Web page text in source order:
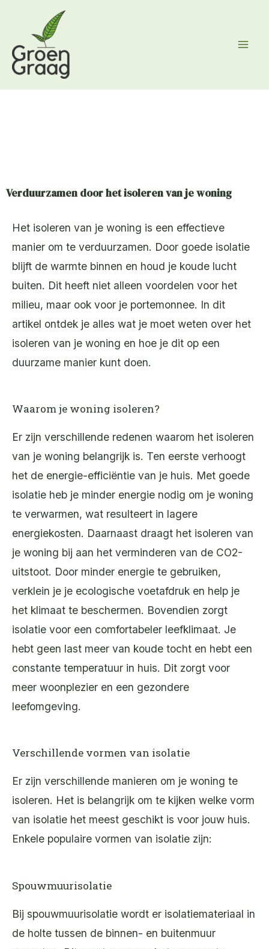
inhoud
Verduurzamen door het isoleren van je woning
Het isoleren van je woning is een effectieve
manier om te verduurzamen. Door goede isolatie
blijft de warmte binnen en houd je koude lucht
buiten. Dit heeft niet alleen voordelen voor het
milieu, maar ook voor je portemonnee. In dit
artikel ontdek je alles wat je moet weten over het
isoleren van je woning en hoe je dit op een
duurzame manier kunt doen.
Waarom je woning isoleren?
Er zijn verschillende redenen waarom het isoleren
van je woning belangrijk is. Ten eerste verhoogt
het de energie-efficiëntie van je huis. Met goede
isolatie heb je minder energie nodig om je woning
te verwarmen, wat resulteert in lagere
energiekosten. Daarnaast draagt het isoleren van
je woning bij aan het verminderen van de CO2-
uitstoot. Door minder energie te gebruiken,
verklein je je ecologische voetafdruk en help je
het klimaat te beschermen. Bovendien zorgt
isolatie voor een comfortabeler leefklimaat. Je
hebt geen last meer van koude tocht en hebt een
constante temperatuur in huis. Dit zorgt voor
meer woonplezier en een gezondere
leefomgeving.
Verschillende vormen van isolatie
Er zijn verschillende manieren om je woning te
isoleren. Het is belangrijk om te kijken welke vorm
van isolatie het meest geschikt is voor jouw huis.
Enkele populaire vormen van isolatie zijn:
Spouwmuurisolatie
Bij spouwmuurisolatie wordt er isolatiemateriaal in
de holte tussen de binnen- en buitenmuur